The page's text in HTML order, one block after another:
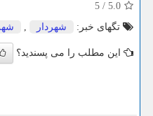
5.0
/
5
تگهای خبر:
شهردار ,
این مطلب را می پسندید؟